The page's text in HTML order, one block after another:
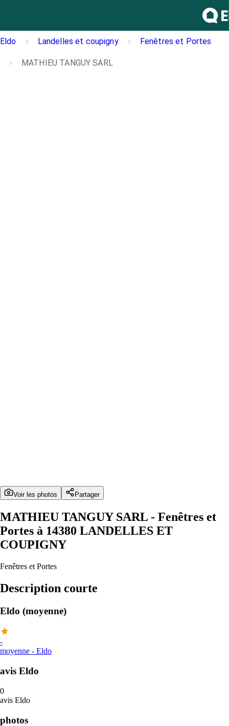
Eldo Landelles et coupigny Fenêtres et Portes
MATHIEU TANGUY SARL
Voir les photos Partager
MATHIEU TANGUY SARL - Fenêtres et
Portes à 14380 LANDELLES ET
COUPIGNY
Fenêtres et Portes
Description courte
Eldo (moyenne)
-
moyenne - Eldo
avis Eldo
0
avis Eldo
photos